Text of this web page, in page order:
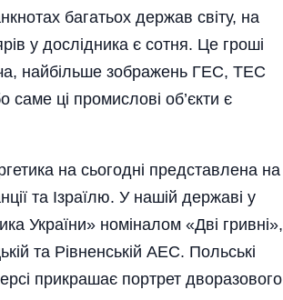
багатьох держав світу, на
у дослідника є сотня. Це гроші
найбільше зображень ГЕС, ТЕС
ці промислові об’єкти є
на сьогодні представлена на
та Ізраїлю. У нашій державі у
України» номіналом «Дві гривні»,
та Рівненській АЕС. Польські
прикрашає портрет дворазового